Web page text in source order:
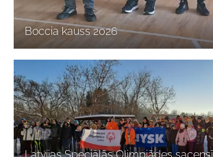
Boccia kauss 2026